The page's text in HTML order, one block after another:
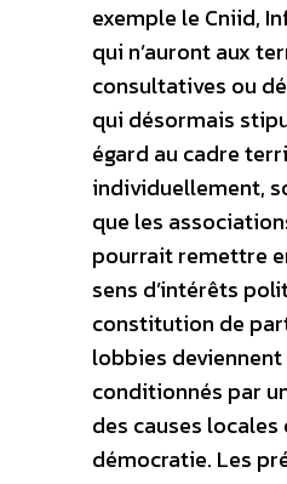
exemple le Cniid,
qui n’auront aux
consultatives ou
qui désormais
égard au cadre
individuellement,
que les
pourrait remettre
sens d’intérêts
constitution de
lobbies
conditionnés par
des causes
démocratie. Les